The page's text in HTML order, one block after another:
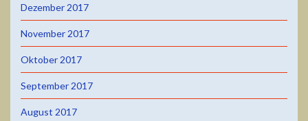
Dezember 2017
November 2017
Oktober 2017
September 2017
August 2017